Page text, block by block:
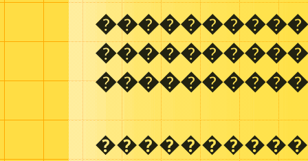
����������